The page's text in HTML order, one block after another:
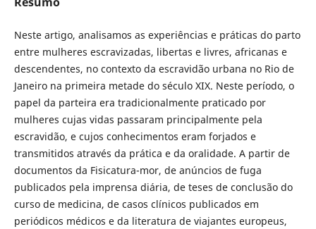
Neste artigo, analisamos as experiências e práticas do parto
entre mulheres escravizadas, libertas e livres, africanas e
descendentes, no contexto da escravidão urbana no Rio de
Janeiro na primeira metade do século XIX. Neste período, o
papel da parteira era tradicionalmente praticado por
mulheres cujas vidas passaram principalmente pela
escravidão, e cujos conhecimentos eram forjados e
transmitidos através da prática e da oralidade. A partir de
documentos da Fisicatura-mor, de anúncios de fuga
publicados pela imprensa diária, de teses de conclusão do
curso de medicina, de casos clínicos publicados em
periódicos médicos e da literatura de viajantes europeus,